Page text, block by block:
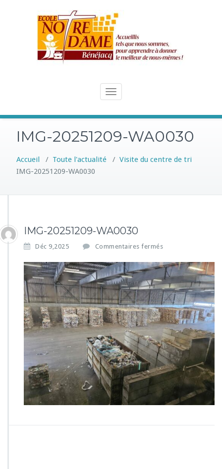
Toggle
IMG-20251209-WA0030
Accueil / Toute l'actualité / Visite du centre de tri
IMG-20251209-WA0030
IMG-20251209-WA0030
Déc 9,2025 Commentaires fermés
r
I
M
G
-
2
0
2
5
1
2
0
W
0